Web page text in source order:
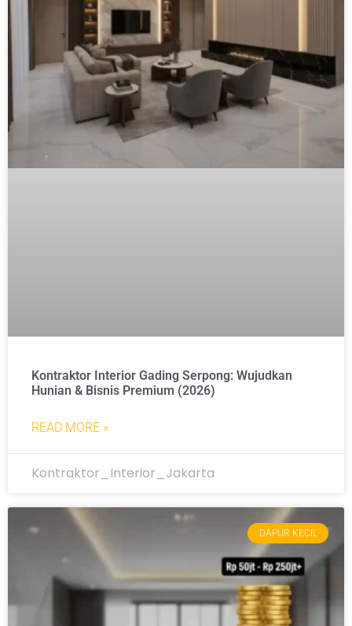
Kontraktor Interior Gading Serpong: Wujudkan
Hunian & Bisnis Premium (2026)
READ MORE »
Kontraktor_Interior_Jakarta
DAPUR KECIL